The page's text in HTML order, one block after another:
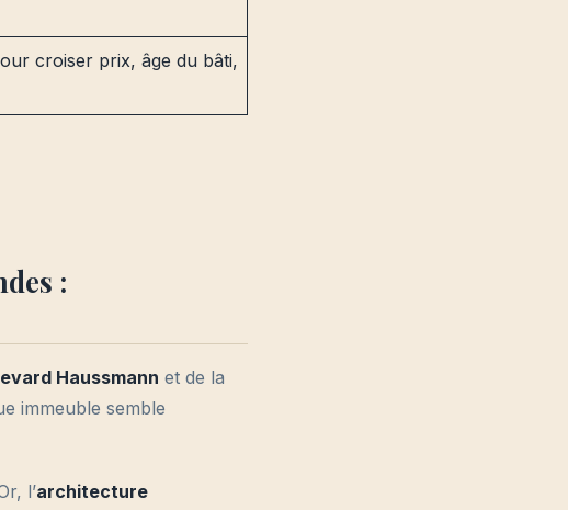
croiser prix, âge du bâti,
:
Haussmann et de la
immeuble semble
l’architecture